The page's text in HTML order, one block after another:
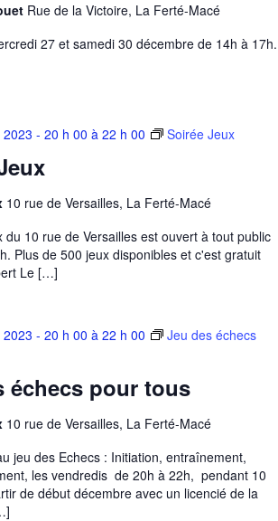
Rue de la Victoire, La Ferté-Macé
27 et samedi 30 décembre de 14h à 17h.
- 20 h 00 à 22 h 00 Soirée Jeux
10 rue de Versailles, La Ferté-Macé
du 10 rue de Versailles est ouvert à tout public
Plus de 500 jeux disponibles et c'est gratuit
Le […]
échecs pour tous
- 20 h 00 à 22 h 00
Jeu des échecs
10 rue de Versailles, La Ferté-Macé
jeu des Echecs : Initiation, entraînement,
les vendredis de 20h à 22h, pendant 10
de début décembre avec un licencié de la